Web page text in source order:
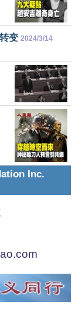
变 2024/3/14
Inc.